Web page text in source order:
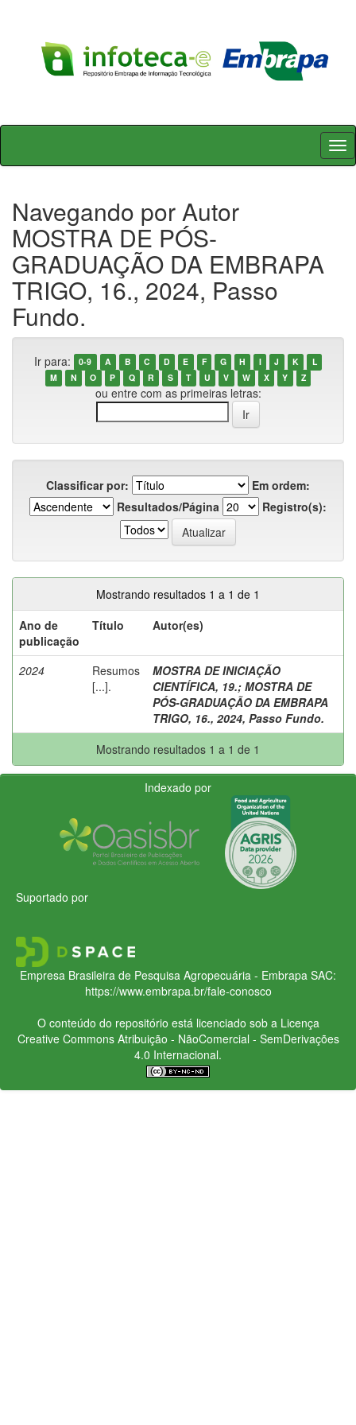
Skip
Navegando por Autor
MOSTRA DE PÓS-
GRADUAÇÃO DA EMBRAPA
TRIGO, 16., 2024, Passo
Fundo.
Ir para: 0-9 A B C D E F G H I J K
L
M
N O P Q R S T U V W X Y Z
ou entre com as primeiras letras:
Classificar por:
Em ordem:
Resultados/Página
Registro(s):
Mostrando resultados 1 a 1 de 1
Ano de
publicação
Título Autor(es)
2024
Resumos
[...].
MOSTRA DE INICIAÇÃO
CIENTÍFICA, 19.; MOSTRA DE
PÓS-GRADUAÇÃO DA EMBRAPA
TRIGO, 16., 2024, Passo Fundo.
Mostrando resultados 1 a 1 de 1
Indexado por
Suportado por
Empresa Brasileira de Pesquisa Agropecuária - Embrapa SAC:
https://www.embrapa.br/fale-conosco
O conteúdo do repositório está licenciado sob a Licença
Creative CommonsAtribuição - NãoComercial - SemDerivações
4.0 Internacional.